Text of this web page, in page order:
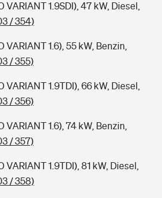
VARIANT 1.9SDI), 47 kW, Diesel,
/ 354)
VARIANT 1.6), 55 kW, Benzin,
/ 355)
VARIANT 1.9TDI), 66 kW, Diesel,
/ 356)
VARIANT 1.6), 74 kW, Benzin,
/ 357)
VARIANT 1.9TDI), 81 kW, Diesel,
/ 358)